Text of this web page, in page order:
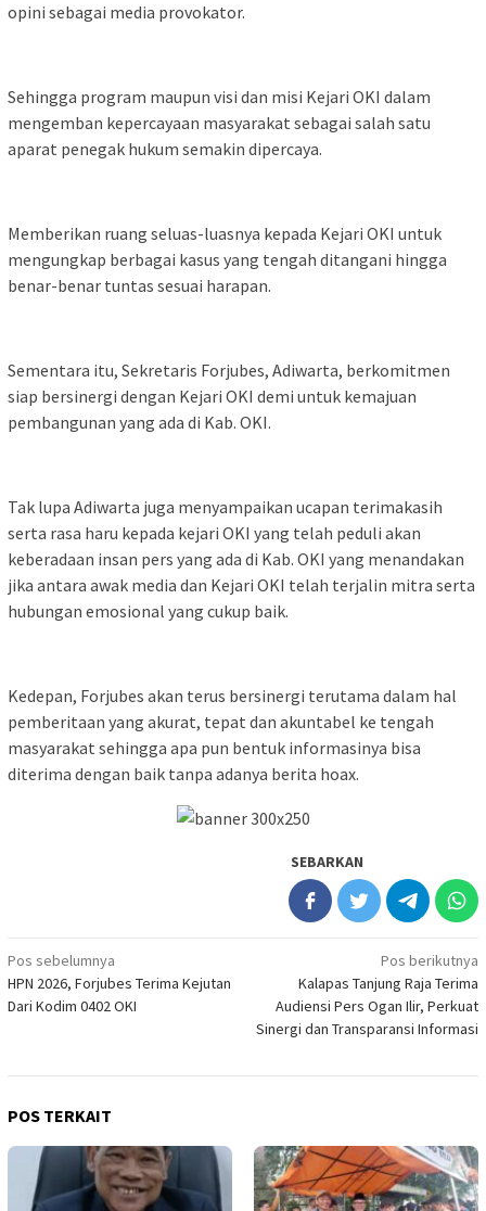
opini sebagai media provokator.
Sehingga program maupun visi dan misi Kejari OKI dalam
mengemban kepercayaan masyarakat sebagai salah satu
aparat penegak hukum semakin dipercaya.
Memberikan ruang seluas-luasnya kepada Kejari OKI untuk
mengungkap berbagai kasus yang tengah ditangani hingga
benar-benar tuntas sesuai harapan.
Sementara itu, Sekretaris Forjubes, Adiwarta, berkomitmen
siap bersinergi dengan Kejari OKI demi untuk kemajuan
pembangunan yang ada di Kab. OKI.
Tak lupa Adiwarta juga menyampaikan ucapan terimakasih
serta rasa haru kepada kejari OKI yang telah peduli akan
keberadaan insan pers yang ada di Kab. OKI yang menandakan
jika antara awak media dan Kejari OKI telah terjalin mitra serta
hubungan emosional yang cukup baik.
Kedepan, Forjubes akan terus bersinergi terutama dalam hal
pemberitaan yang akurat, tepat dan akuntabel ke tengah
masyarakat sehingga apa pun bentuk informasinya bisa
diterima dengan baik tanpa adanya berita hoax.
SEBARKAN
Navigasi
pos
Pos sebelumnya
HPN 2026, Forjubes Terima Kejutan
Dari Kodim 0402 OKI
Pos berikutnya
Kalapas Tanjung Raja Terima
Audiensi Pers Ogan Ilir, Perkuat
Sinergi dan Transparansi Informasi
POS TERKAIT